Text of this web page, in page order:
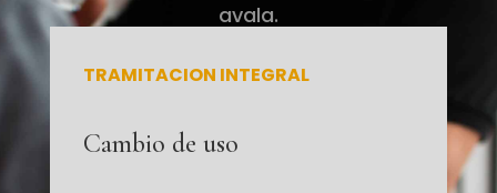
avala.
TRAMITACION INTEGRAL
Cambio de uso